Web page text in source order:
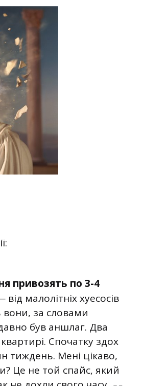
привозять по 3-4
малолітніх хуесосів
вони, за словами
був аншлаг. Два
Спочатку здох
тиждень. Мені цікаво,
Це не той спайс, який